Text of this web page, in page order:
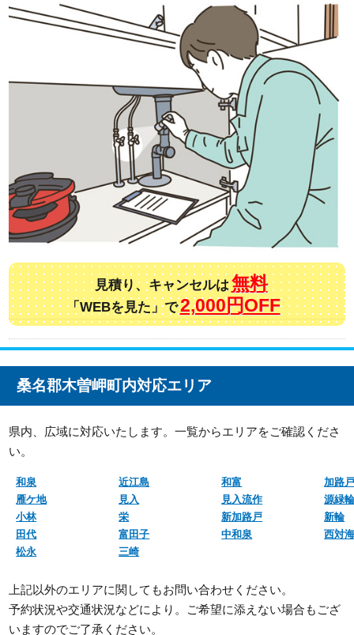
見積り、キャンセルは 無料
「WEBを見た」で2,000円OFF
桑名郡木曽岬町内対応エリア
県内、広域に対応いたします。一覧からエリアをご確認くださ
い。
和泉 近江島 和富
加路
雁ケ地
見入 見入流作
源緑
小林
栄 新加路戸
新輪
田代
富田子 中和泉
西対
松永
三崎
上記以外のエリアに関してもお問い合わせください。
予約状況や交通状況などにより。ご希望に添えない場合もござ
いますのでご了承ください。